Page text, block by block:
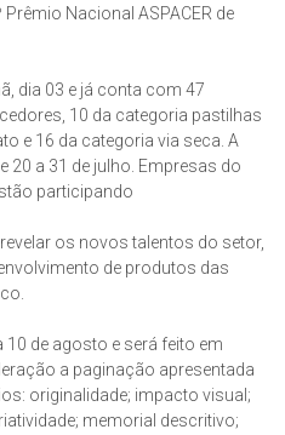
Prêmio Nacional ASPACER de
dia 03 e já conta com 47
10 da categoria pastilhas
e 16 da categoria via seca. A
20 a 31 de julho. Empresas do
participando
os novos talentos do setor,
de produtos das
de agosto e será feito em
a paginação apresentada
originalidade; impacto visual;
memorial descritivo;